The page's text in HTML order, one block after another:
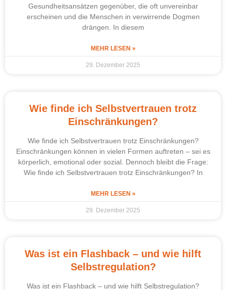
Gesundheitsansätzen gegenüber, die oft unvereinbar
erscheinen und die Menschen in verwirrende Dogmen
drängen. In diesem
MEHR LESEN »
29. Dezember 2025
Wie finde ich Selbstvertrauen trotz
Einschränkungen?
Wie finde ich Selbstvertrauen trotz Einschränkungen?
Einschränkungen können in vielen Formen auftreten – sei es
körperlich, emotional oder sozial. Dennoch bleibt die Frage:
Wie finde ich Selbstvertrauen trotz Einschränkungen? In
MEHR LESEN »
29. Dezember 2025
Was ist ein Flashback – und wie hilft
Selbstregulation?
Was ist ein Flashback – und wie hilft Selbstregulation?